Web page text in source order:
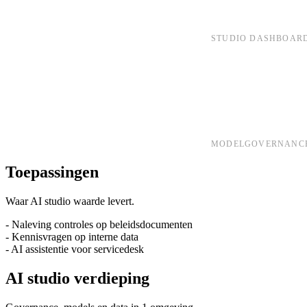
STUDIO
Toepassingen
Waar AI studio waarde levert.
- Naleving controles op beleidsdocumenten
- Kennisvragen op interne data
- AI assistentie voor servicedesk
AI studio verdieping